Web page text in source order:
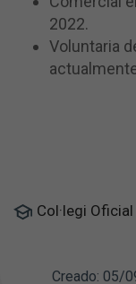
2022.
Voluntaria
Col·legi
Creado: 05/